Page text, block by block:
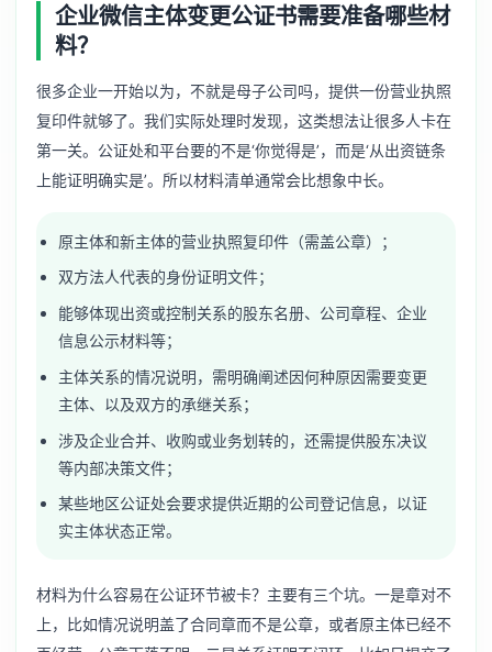
企业微信主体变更公证书需要准备哪些材
料？
很多企业一开始以为，不就是母子公司吗，提供一份营业执照
复印件就够了。我们实际处理时发现，这类想法让很多人卡在
第一关。公证处和平台要的不是‘你觉得是’，而是‘从出资链条
上能证明确实是’。所以材料清单通常会比想象中长。
原主体和新主体的营业执照复印件（需盖公章）；
双方法人代表的身份证明文件；
能够体现出资或控制关系的股东名册、公司章程、企业
信息公示材料等；
主体关系的情况说明，需明确阐述因何种原因需要变更
主体、以及双方的承继关系；
涉及企业合并、收购或业务划转的，还需提供股东决议
等内部决策文件；
某些地区公证处会要求提供近期的公司登记信息，以证
实主体状态正常。
材料为什么容易在公证环节被卡？主要有三个坑。一是章对不
上，比如情况说明盖了合同章而不是公章，或者原主体已经不